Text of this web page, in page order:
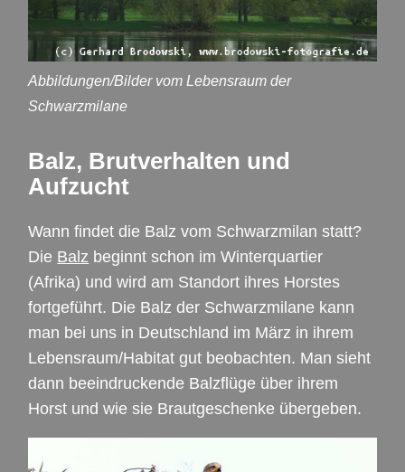
Abbildungen/Bilder vom Lebensraum der
Schwarzmilane
Balz, Brutverhalten und
Aufzucht
Wann findet die Balz vom Schwarzmilan statt?
Die Balz beginnt schon im Winterquartier
(Afrika) und wird am Standort ihres Horstes
fortgeführt. Die Balz der Schwarzmilane kann
man bei uns in Deutschland im März in ihrem
Lebensraum/Habitat gut beobachten. Man sieht
dann beeindruckende Balzflüge über ihrem
Horst und wie sie Brautgeschenke übergeben.